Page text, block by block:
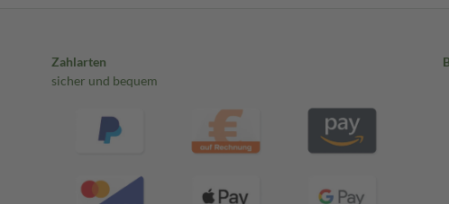
Zahlarten
sicher und bequem